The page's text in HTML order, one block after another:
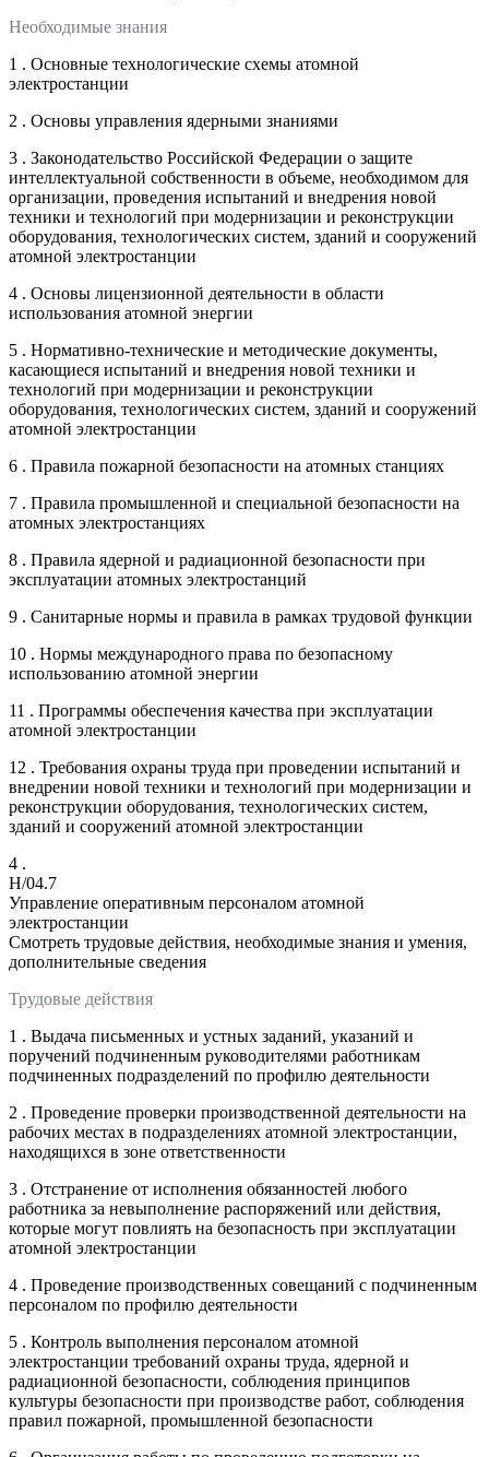
Необходимые знания
1 . Основные технологические схемы атомной
электростанции
2 . Основы управления ядерными знаниями
3 . Законодательство Российской Федерации о защите
интеллектуальной собственности в объеме, необходимом для
организации, проведения испытаний и внедрения новой
техники и технологий при модернизации и реконструкции
оборудования, технологических систем, зданий и сооружений
атомной электростанции
4 . Основы лицензионной деятельности в области
использования атомной энергии
5 . Нормативно-технические и методические документы,
касающиеся испытаний и внедрения новой техники и
технологий при модернизации и реконструкции
оборудования, технологических систем, зданий и сооружений
атомной электростанции
6 . Правила пожарной безопасности на атомных станциях
7 . Правила промышленной и специальной безопасности на
атомных электростанциях
8 . Правила ядерной и радиационной безопасности при
эксплуатации атомных электростанций
9 . Санитарные нормы и правила в рамках трудовой функции
10 . Нормы международного права по безопасному
использованию атомной энергии
11 . Программы обеспечения качества при эксплуатации
атомной электростанции
12 . Требования охраны труда при проведении испытаний и
внедрении новой техники и технологий при модернизации и
реконструкции оборудования, технологических систем,
зданий и сооружений атомной электростанции
4 .
H/04.7
Управление оперативным персоналом атомной
электростанции
Смотреть трудовые действия, необходимые знания и умения,
дополнительные сведения
Трудовые действия
1 . Выдача письменных и устных заданий, указаний и
поручений подчиненным руководителями работникам
подчиненных подразделений по профилю деятельности
2 . Проведение проверки производственной деятельности на
рабочих местах в подразделениях атомной электростанции,
находящихся в зоне ответственности
3 . Отстранение от исполнения обязанностей любого
работника за невыполнение распоряжений или действия,
которые могут повлиять на безопасность при эксплуатации
атомной электростанции
4 . Проведение производственных совещаний с подчиненным
персоналом по профилю деятельности
5 . Контроль выполнения персоналом атомной
электростанции требований охраны труда, ядерной и
радиационной безопасности, соблюдения принципов
культуры безопасности при производстве работ, соблюдения
правил пожарной, промышленной безопасности